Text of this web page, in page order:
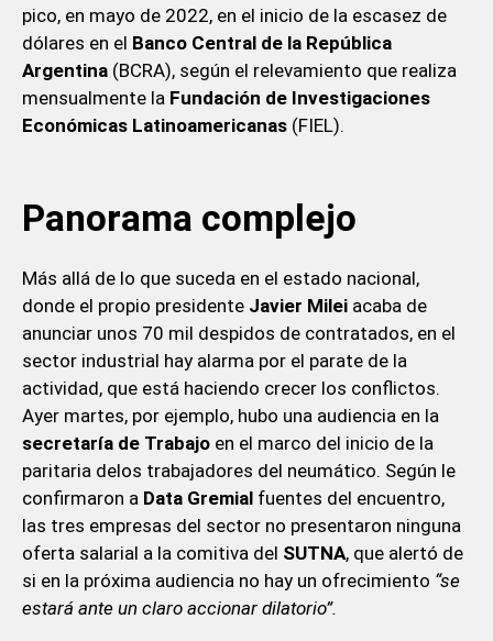
pico, en mayo de 2022, en el inicio de la escasez de
dólares en el Banco Central de la República
Argentina (BCRA), según el relevamiento que realiza
mensualmente la Fundación de Investigaciones
Económicas Latinoamericanas(FIEL).
Panorama complejo
Más allá de lo que suceda en el estado nacional,
donde el propio presidente Javier Mileiacaba de
anunciar unos 70 mil despidos de contratados, en el
sector industrial hay alarma por el parate de la
actividad, que está haciendo crecer los conflictos.
Ayer martes, por ejemplo, hubo una audiencia en la
secretaría de Trabajoen el marco del inicio de la
paritaria delos trabajadores del neumático. Según le
confirmaron a Data Gremialfuentes del encuentro,
las tres empresas del sector no presentaron ninguna
oferta salarial a la comitiva del SUTNA, que alertó de
si en la próxima audiencia no hay un ofrecimiento “se
estará ante un claro accionar dilatorio”.